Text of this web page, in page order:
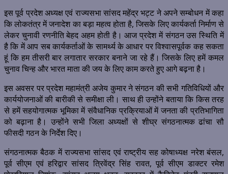
इस पूर्व प्रदेश अध्यक्ष एवं राज्यसभा सांसद महेंद्र भट्ट ने अपने सम्बोधन में कहा
कि लोकतंत्र में जनादेश का बड़ा महत्व होता है, जिसके लिए कार्यकर्ता निर्माण से
लेकर चुनावी रणनीति बेहद अहम होती है। आज प्रदेश में संगठन उस स्थिति में
है कि में आप सब कार्यकर्ताओं के सामर्थ्य के आधार पर विश्वासपूर्वक कह सकता
हूं कि हम तीसरी बार लगातार सरकार बनाने जा रहे हैं। जिसके लिए हमें कमल
चुनाव चिन्ह और भारत माता की जय के लिए काम करते हुए आगे बढ़ना है।
इस अवसर पर प्रदेश महामंत्री अजेय कुमार ने संगठन की सभी गतिविधियों और
कार्ययोजनाओं की बारीकी से समीक्षा ली। साथ ही उन्होंने बताया कि किस तरह
से हमें सहयोगात्मक भूमिका में संवैधानिक प्रक्रियाओं में जनता की प्रतिभागिता
को बढ़ाना है। उन्होंने सभी जिला अध्यक्षों से शीघ्र संगठनात्मक ढांचा सौ
फीसदी गठन के निर्देश दिए।
संगठनात्मक बैठक में राज्यसभा सांसद एवं राष्ट्रीय सह कोषाध्यक्ष नरेश बंसल,
पूर्व सीएम एवं हरिद्वार सांसद त्रिवेंद्र सिंह रावत, पूर्व सीएम डाक्टर रमेश